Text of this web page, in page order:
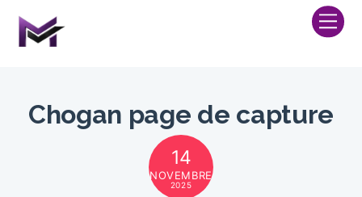
content
Chogan page de capture
14
NOVEMBRE
2025